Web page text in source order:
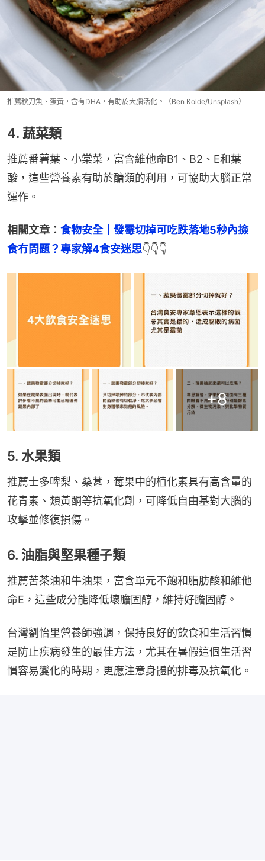
推薦秋刀魚、蛋黃，含有DHA，有助於大腦活化。（Ben Kolde/Unsplash）
4. 蔬菜類
推薦番薯葉、小棠菜，富含維他命B1、B2、E和葉
酸，這些營養素有助於醣類的利用，可協助大腦正常
運作。
相關文章： 食物安全｜發霉切掉可吃跌落地5秒內撿
食冇問題？專家解4食安迷思👇👇👇
+8
5. 水果類
推薦士多啤梨、桑葚，莓果中的植化素具有高含量的
花青素、類黃酮等抗氧化劑，可降低自由基對大腦的
攻擊並修復損傷。
6. 油脂與堅果種子類
推薦苦茶油和牛油果，富含單元不飽和脂肪酸和維他
命E，這些成分能降低壞膽固醇，維持好膽固醇。
台灣劉怡里營養師強調，保持良好的飲食和生活習慣
是防止疾病發生的最佳方法，尤其在暑假這個生活習
慣容易變化的時期，更應注意身體的排毒及抗氧化。